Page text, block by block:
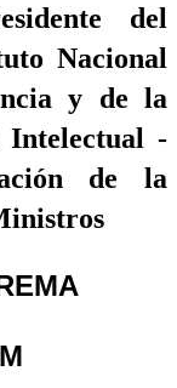
del
Nacional
y de la
Intelectual -
de la